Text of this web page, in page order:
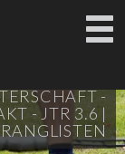
-
- JTR 3.6 |